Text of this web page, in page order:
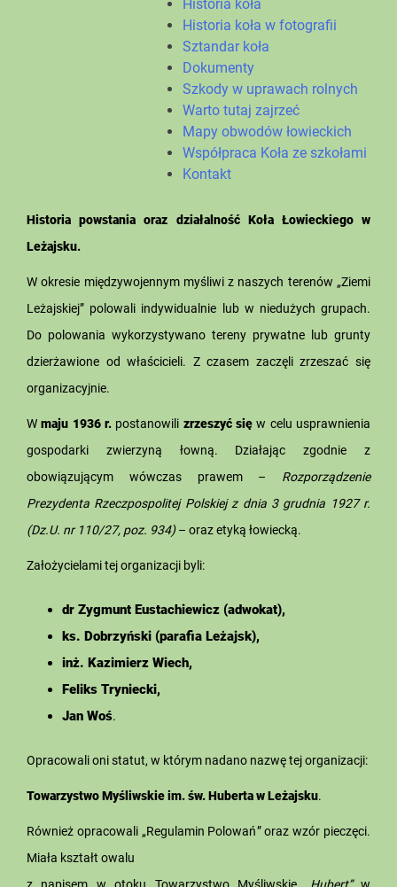
Historia koła
Historia koła w fotografii
Sztandar koła
Dokumenty
Szkody w uprawach rolnych
Warto tutaj zajrzeć
Mapy obwodów łowieckich
Współpraca Koła ze szkołami
Kontakt
Historia powstania oraz działalność Koła Łowieckiego w
Leżajsku.
W okresie międzywojennym myśliwi z naszych terenów „Ziemi
Leżajskiej” polowali indywidualnie lub w niedużych grupach.
Do polowania wykorzystywano tereny prywatne lub grunty
dzierżawione od właścicieli. Z czasem zaczęli zrzeszać się
organizacyjnie.
W maju 1936 r. postanowili zrzeszyć się w celu usprawnienia
gospodarki zwierzyną łowną. Działając zgodnie z
obowiązującym wówczas prawem – Rozporządzenie
Prezydenta Rzeczpospolitej Polskiej z dnia 3 grudnia 1927 r.
(Dz.U. nr 110/27, poz. 934)– oraz etyką łowiecką.
Założycielami tej organizacji byli:
dr Zygmunt Eustachiewicz (adwokat),
ks. Dobrzyński (parafia Leżajsk),
inż. Kazimierz Wiech,
Feliks Tryniecki,
Jan Woś.
Opracowali oni statut, w którym nadano nazwę tej organizacji:
Towarzystwo Myśliwskie im. św. Huberta w Leżajsku.
Również opracowali „Regulamin Polowań” oraz wzór pieczęci.
Miała kształt owalu
z napisem w otoku Towarzystwo Myśliwskie „Hubert”w